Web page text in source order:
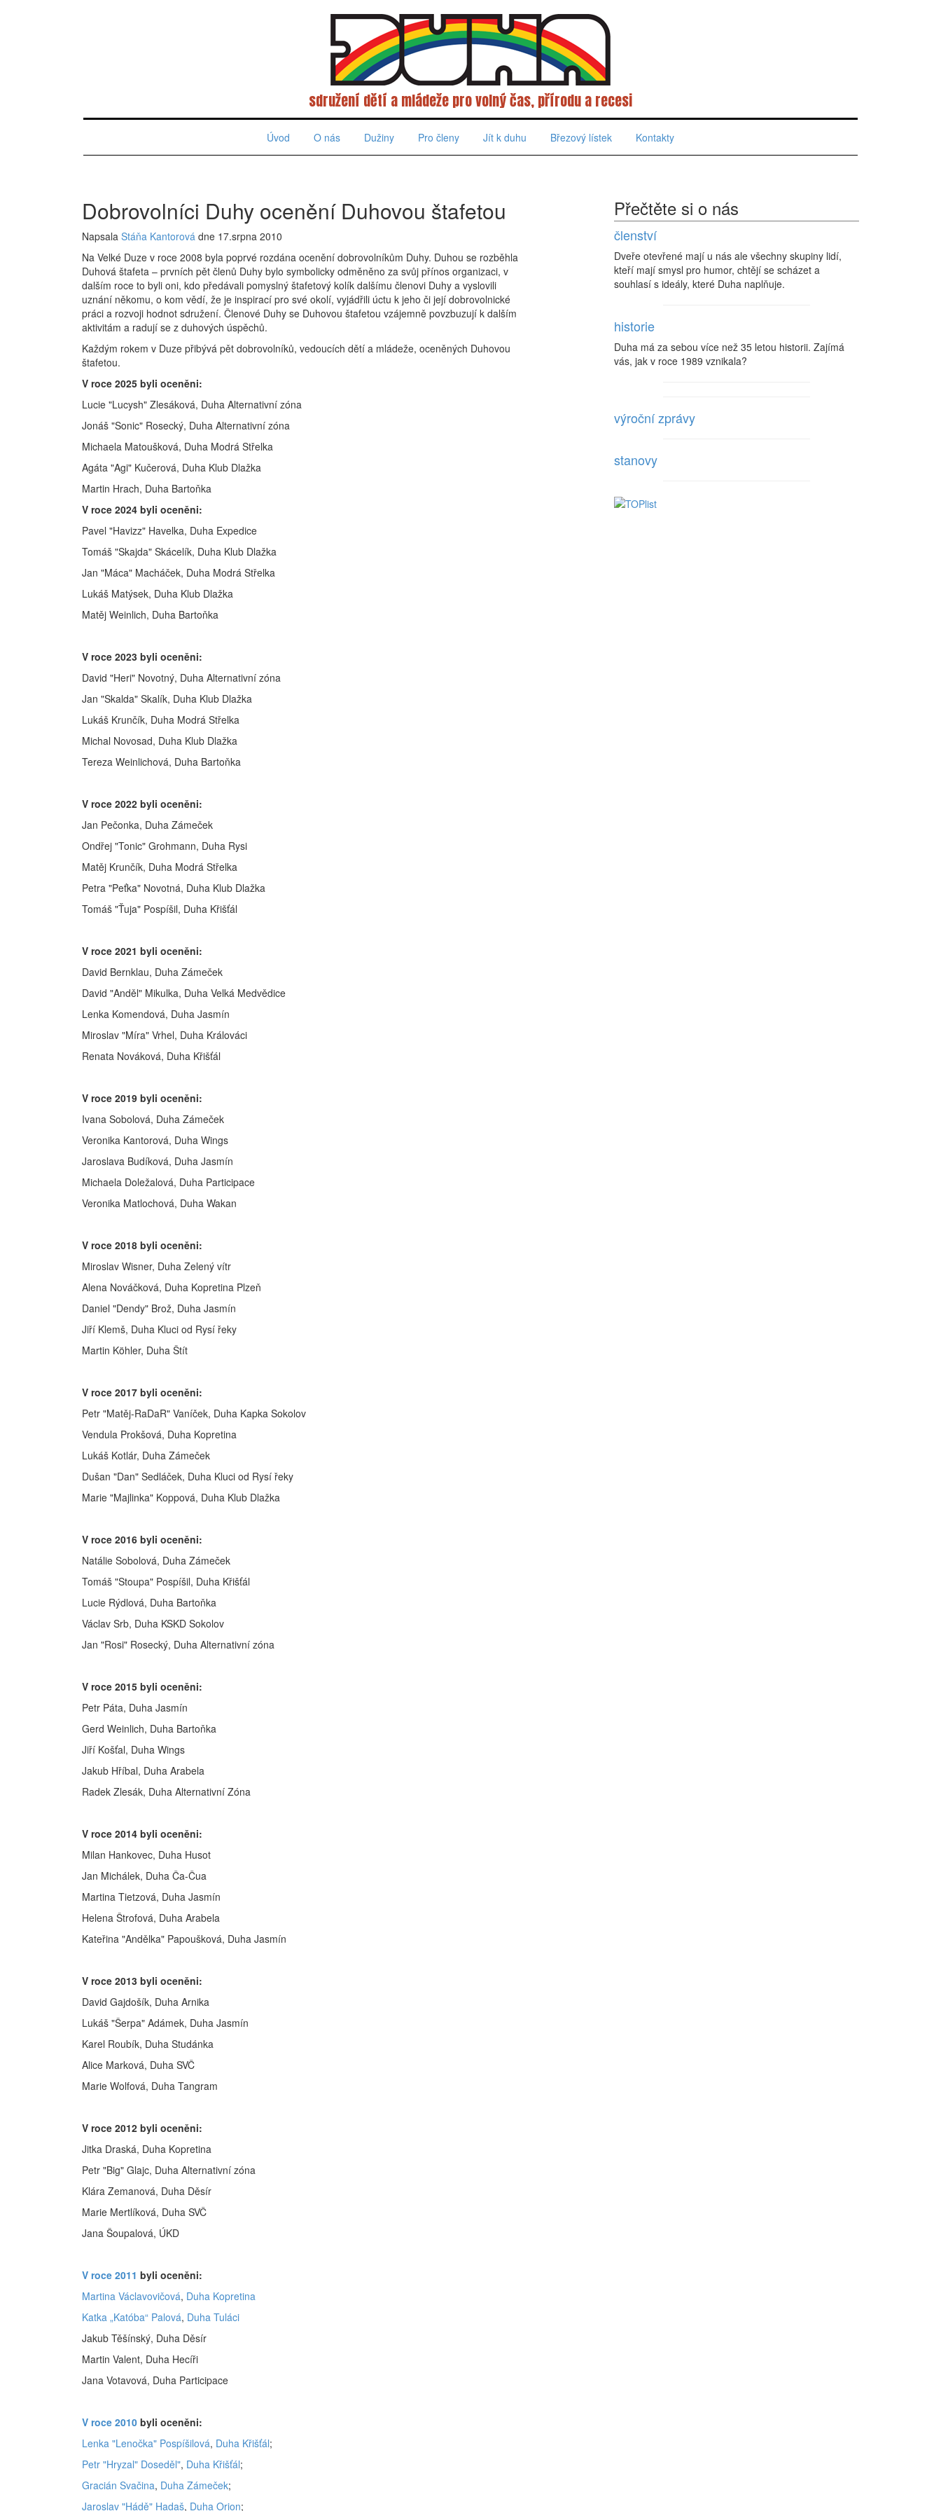
sdružení dětí a mládeže pro volný čas, přírodu a recesi
Úvod O nás Dužiny Pro členy Jít k duhu Březový lístek Kontakty
Dobrovolníci Duhy ocenění Duhovou štafetou
Napsala Stáňa Kantorová dne 17.srpna 2010
Na Velké Duze v roce 2008 byla poprvé rozdána ocenění dobrovolníkům Duhy. Duhou se rozběhla
Duhová štafeta – prvních pět členů Duhy bylo symbolicky odměněno za svůj přínos organizaci, v
dalším roce to byli oni, kdo předávali pomyslný štafetový kolík dalšímu členovi Duhy a vyslovili
uznání někomu, o kom vědí, že je inspirací pro své okolí, vyjádřili úctu k jeho či její dobrovolnické
práci a rozvoji hodnot sdružení. Členové Duhy se Duhovou štafetou vzájemně povzbuzují k dalším
aktivitám a radují se z duhových úspěchů.
Každým rokem v Duze přibývá pět dobrovolníků, vedoucích dětí a mládeže, oceněných Duhovou
štafetou.
V roce 2025 byli oceněni:
Lucie "Lucysh" Zlesáková, Duha Alternativní zóna
Jonáš "Sonic" Rosecký, Duha Alternativní zóna
Michaela Matoušková, Duha Modrá Střelka
Agáta "Agi" Kučerová, Duha Klub Dlažka
Martin Hrach, Duha Bartoňka
V roce 2024 byli oceněni:
Pavel "Havizz" Havelka, Duha Expedice
Tomáš "Skajda" Skácelík, Duha Klub Dlažka
Jan "Máca" Macháček, Duha Modrá Střelka
Lukáš Matýsek, Duha Klub Dlažka
Matěj Weinlich, Duha Bartoňka
V roce 2023 byli oceněni:
David "Heri" Novotný, Duha Alternativní zóna
Jan "Skalda" Skalík, Duha Klub Dlažka
Lukáš Krunčík, Duha Modrá Střelka
Michal Novosad, Duha Klub Dlažka
Tereza Weinlichová, Duha Bartoňka
V roce 2022 byli oceněni:
Jan Pečonka, Duha Zámeček
Ondřej "Tonic" Grohmann, Duha Rysi
Matěj Krunčík, Duha Modrá Střelka
Petra "Peťka" Novotná, Duha Klub Dlažka
Tomáš "Ťuja" Pospíšil, Duha Křišťál
V roce 2021 byli oceněni:
David Bernklau, Duha Zámeček
David "Anděl" Mikulka, Duha Velká Medvědice
Lenka Komendová, Duha Jasmín
Miroslav "Míra" Vrhel, Duha Králováci
Renata Nováková, Duha Křišťál
V roce 2019 byli oceněni:
Ivana Sobolová, Duha Zámeček
Veronika Kantorová, Duha Wings
Jaroslava Budíková, Duha Jasmín
Michaela Doležalová, Duha Participace
Veronika Matlochová, Duha Wakan
V roce 2018 byli oceněni:
Miroslav Wisner, Duha Zelený vítr
Alena Nováčková, Duha Kopretina Plzeň
Daniel "Dendy" Brož, Duha Jasmín
Jiří Klemš, Duha Kluci od Rysí řeky
Martin Köhler, Duha Štít
V roce 2017 byli oceněni:
Petr "Matěj-RaDaR" Vaníček, Duha Kapka Sokolov
Vendula Prokšová, Duha Kopretina
Lukáš Kotlár, Duha Zámeček
Dušan "Dan" Sedláček, Duha Kluci od Rysí řeky
Marie "Majlinka" Koppová, Duha Klub Dlažka
V roce 2016 byli oceněni:
Natálie Sobolová, Duha Zámeček
Tomáš "Stoupa" Pospíšil, Duha Křišťál
Lucie Rýdlová, Duha Bartoňka
Václav Srb, Duha KSKD Sokolov
Jan "Rosi" Rosecký, Duha Alternativní zóna
V roce 2015 byli oceněni:
Petr Páta, Duha Jasmín
Gerd Weinlich, Duha Bartoňka
Jiří Košťal, Duha Wings
Jakub Hříbal, Duha Arabela
Radek Zlesák, Duha Alternativní Zóna
V roce 2014 byli oceněni:
Milan Hankovec, Duha Husot
Jan Michálek, Duha Ča-Čua
Martina Tietzová, Duha Jasmín
Helena Štrofová, Duha Arabela
Kateřina "Andělka" Papoušková, Duha Jasmín
V roce 2013 byli oceněni:
David Gajdošík, Duha Arnika
Lukáš "Šerpa" Adámek, Duha Jasmín
Karel Roubík, Duha Studánka
Alice Marková, Duha SVČ
Marie Wolfová, Duha Tangram
V roce 2012 byli oceněni:
Jitka Draská, Duha Kopretina
Petr "Big" Glajc, Duha Alternativní zóna
Klára Zemanová, Duha Děsír
Marie Mertlíková, Duha SVČ
Jana Šoupalová, ÚKD
V roce 2011 byli oceněni:
Martina Václavovičová, Duha Kopretina
Katka „Katóba“ Palová, Duha Tuláci
Jakub Těšínský, Duha Děsír
Martin Valent, Duha Hecíři
Jana Votavová, Duha Participace
V roce 2010 byli oceněni:
Lenka "Lenočka" Pospíšilová, Duha Křišťál;
Petr "Hryzal" Doseděl", Duha Křišťál;
Gracián Svačina, Duha Zámeček;
Jaroslav "Hádě" Hadaš, Duha Orion;
Přečtěte si o nás
členství
Dveře otevřené mají u nás ale všechny skupiny lidí,
kteří mají smysl pro humor, chtějí se scházet a
souhlasí s ideály, které Duha naplňuje.
historie
Duha má za sebou více než 35 letou historii. Zajímá
vás, jak v roce 1989 vznikala?
výroční zprávy
stanovy